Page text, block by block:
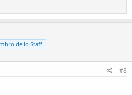
dello Staff
#8